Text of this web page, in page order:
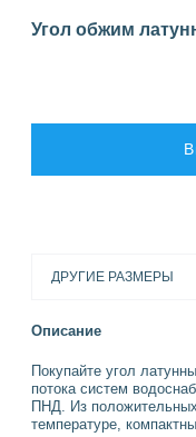
Угол обжим
ДРУГИЕ РАЗМЕРЫ
Описание
Покупайте угол
потока систем
ПНД. Из
температуре,